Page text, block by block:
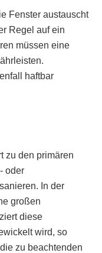
Fenster austauscht
Regel auf ein
müssen eine
haftbar
zu den primären
oder
In der
großen
diese
wird, so
zu beachtenden